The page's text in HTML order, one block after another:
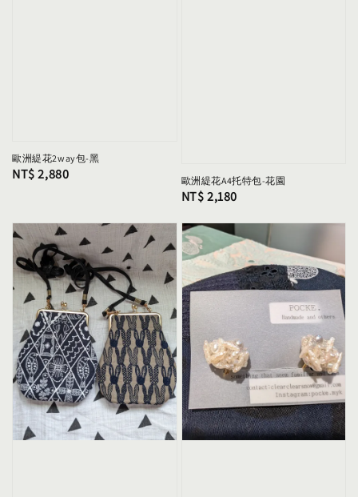
歐洲緹花2way包-黑
Regular
NT$ 2,880 歐洲緹花A4托特包-花園
Regular
NT$ 2,180